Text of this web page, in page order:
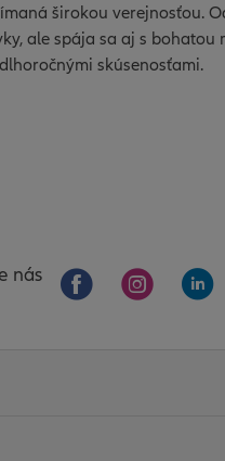
širokou verejnosťou.
ale spája sa aj s bohatou
skúsenosťami.
nás